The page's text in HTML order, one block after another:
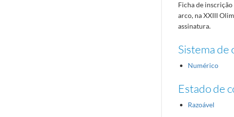
Ficha de
arco, na XXIII
assinatura.
Sistema de
Numérico
Estado de
Razoável